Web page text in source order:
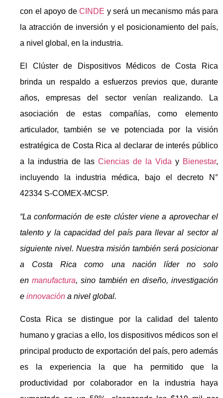
con el apoyo de CINDE y será un mecanismo más para
la atracción de inversión y el posicionamiento del país,
a nivel global, en la industria.
El Clúster de Dispositivos Médicos de Costa Rica
brinda un respaldo a esfuerzos previos que, durante
años, empresas del sector venían realizando. La
asociación de estas compañías, como elemento
articulador, también se ve potenciada por la visión
estratégica de Costa Rica al declarar de interés público
a la industria de las Ciencias de la Vida y Bienestar,
incluyendo la industria médica, bajo el decreto N°
42334 S-COMEX-MCSP.
“La conformación de este clúster viene a aprovechar el
talento y la capacidad del país para llevar al sector al
siguiente nivel. Nuestra misión también será posicionar
a Costa Rica como una nación líder no solo
enmanufactura, sino también en diseño, investigación
e innovación a nivel global.
Costa Rica se distingue por la calidad del talento
humano y gracias a ello, los dispositivos médicos son el
principal producto de exportación del país, pero además
es la experiencia la que ha permitido que la
productividad por colaborador en la industria haya